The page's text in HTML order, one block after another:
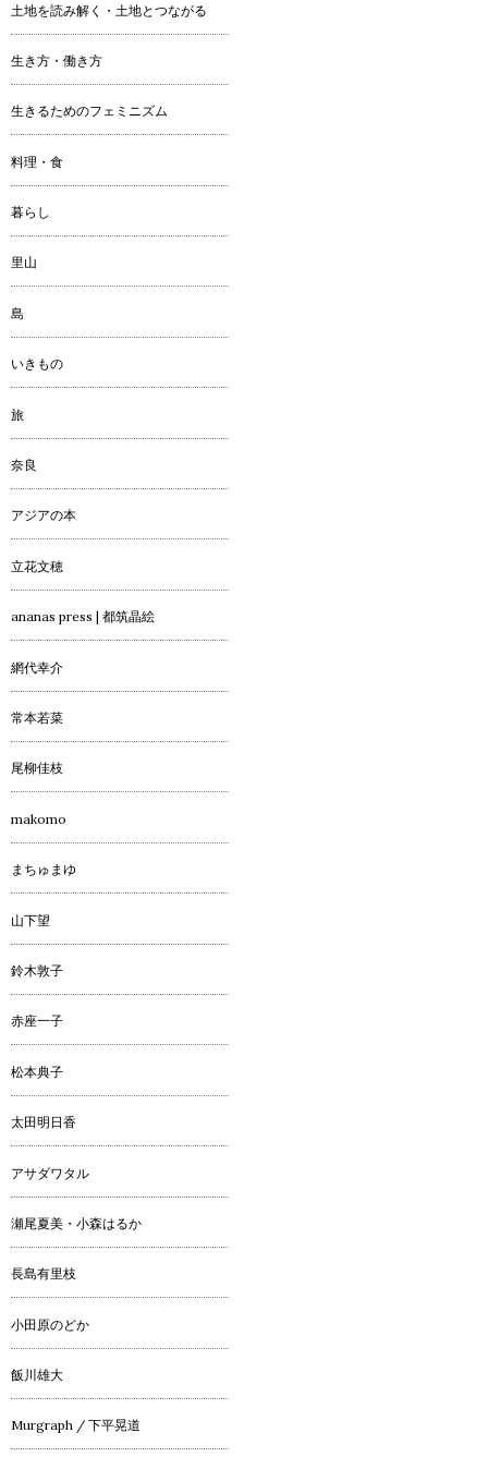
土地を読み解く・土地とつながる
生き方・働き方
生きるためのフェミニズム
料理・食
暮らし
里山
島
いきもの
旅
奈良
アジアの本
立花文穂
ananas press | 都筑晶絵
網代幸介
常本若菜
尾柳佳枝
makomo
まちゅまゆ
山下望
鈴木敦子
赤座一子
松本典子
太田明日香
アサダワタル
瀬尾夏美・小森はるか
長島有里枝
小田原のどか
飯川雄大
Murgraph / 下平晃道